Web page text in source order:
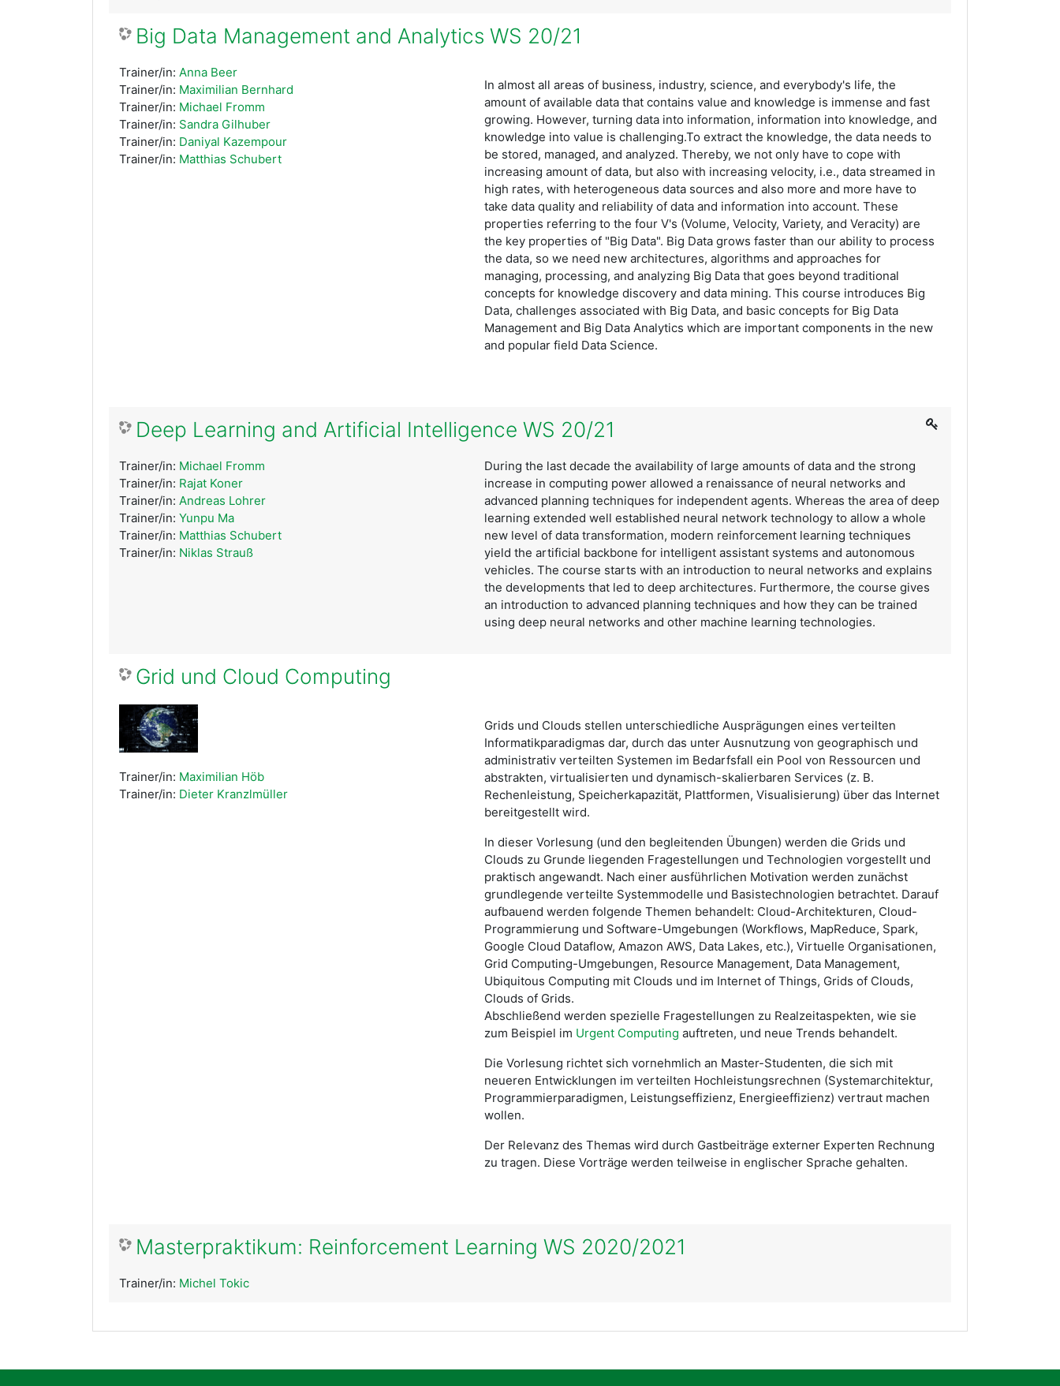
Big Data Management and Analytics WS 20/21
In almost all areas of business, industry, science, and everybody's life, the
amount of available data that contains value and knowledge is immense and fast
growing. However, turning data into information, information into knowledge, and
knowledge into value is challenging.To extract the knowledge, the data needs to
be stored, managed, and analyzed. Thereby, we not only have to cope with
increasing amount of data, but also with increasing velocity, i.e., data streamed in
high rates, with heterogeneous data sources and also more and more have to
take data quality and reliability of data and information into account. These
properties referring to the four V's (Volume, Velocity, Variety, and Veracity) are
the key properties of "Big Data". Big Data grows faster than our ability to process
the data, so we need new architectures, algorithms and approaches for
managing, processing, and analyzing Big Data that goes beyond traditional
concepts for knowledge discovery and data mining. This course introduces Big
Data, challenges associated with Big Data, and basic concepts for Big Data
Management and Big Data Analytics which are important components in the new
and popular field Data Science.
Trainer/in: Anna Beer
Trainer/in: Maximilian Bernhard
Trainer/in: Michael Fromm
Trainer/in: Sandra Gilhuber
Trainer/in: Daniyal Kazempour
Trainer/in: Matthias Schubert
Deep Learning and Artificial Intelligence WS 20/21
During the last decade the availability of large amounts of data and the strong
increase in computing power allowed a renaissance of neural networks and
advanced planning techniques for independent agents. Whereas the area of deep
learning extended well established neural network technology to allow a whole
new level of data transformation, modern reinforcement learning techniques
yield the artificial backbone for intelligent assistant systems and autonomous
vehicles. The course starts with an introduction to neural networks and explains
the developments that led to deep architectures. Furthermore, the course gives
an introduction to advanced planning techniques and how they can be trained
using deep neural networks and other machine learning technologies.
Trainer/in: Michael Fromm
Trainer/in: Rajat Koner
Trainer/in: Andreas Lohrer
Trainer/in: Yunpu Ma
Trainer/in: Matthias Schubert
Trainer/in: Niklas Strauß
Grid und Cloud Computing
Grids und Clouds stellen unterschiedliche Ausprägungen eines verteilten
Informatikparadigmas dar, durch das unter Ausnutzung von geographisch und
administrativ verteilten Systemen im Bedarfsfall ein Pool von Ressourcen und
abstrakten, virtualisierten und dynamisch-skalierbaren Services (z. B.
Rechenleistung, Speicherkapazität, Plattformen, Visualisierung) über das Internet
bereitgestellt wird.
In dieser Vorlesung (und den begleitenden Übungen) werden die Grids und
Clouds zu Grunde liegenden Fragestellungen und Technologien vorgestellt und
praktisch angewandt. Nach einer ausführlichen Motivation werden zunächst
grundlegende verteilte Systemmodelle und Basistechnologien betrachtet. Darauf
aufbauend werden folgende Themen behandelt: Cloud-Architekturen, Cloud-
Programmierung und Software-Umgebungen (Workflows, MapReduce, Spark,
Google Cloud Dataflow, Amazon AWS, Data Lakes, etc.), Virtuelle Organisationen,
Grid Computing-Umgebungen, Resource Management, Data Management,
Ubiquitous Computing mit Clouds und im Internet of Things, Grids of Clouds,
Clouds of Grids.
Abschließend werden spezielle Fragestellungen zu Realzeitaspekten, wie sie
zum Beispiel im Urgent Computing auftreten, und neue Trends behandelt.
Die Vorlesung richtet sich vornehmlich an Master-Studenten, die sich mit
neueren Entwicklungen im verteilten Hochleistungsrechnen (Systemarchitektur,
Programmierparadigmen, Leistungseffizienz, Energieeffizienz) vertraut machen
wollen.
Der Relevanz des Themas wird durch Gastbeiträge externer Experten Rechnung
zu tragen. Diese Vorträge werden teilweise in englischer Sprache gehalten.
Trainer/in: Maximilian Höb
Trainer/in: Dieter Kranzlmüller
Masterpraktikum: Reinforcement Learning WS 2020/2021
Trainer/in: Michel Tokic